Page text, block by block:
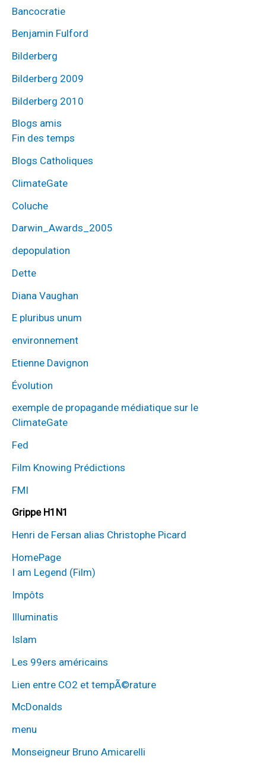
Bancocratie
Benjamin Fulford
Bilderberg
Bilderberg 2009
Bilderberg 2010
Blogs amis
Fin des temps
Blogs Catholiques
ClimateGate
Coluche
Darwin_Awards_2005
depopulation
Dette
Diana Vaughan
E pluribus unum
environnement
Etienne Davignon
Évolution
exemple de propagande médiatique sur le
ClimateGate
Fed
Film Knowing Prédictions
FMI
Grippe H1N1
Henri de Fersan alias Christophe Picard
HomePage
I am Legend (Film)
Impôts
Illuminatis
Islam
Les 99ers américains
Lien entre CO2 et tempÃ©rature
McDonalds
menu
Monseigneur Bruno Amicarelli